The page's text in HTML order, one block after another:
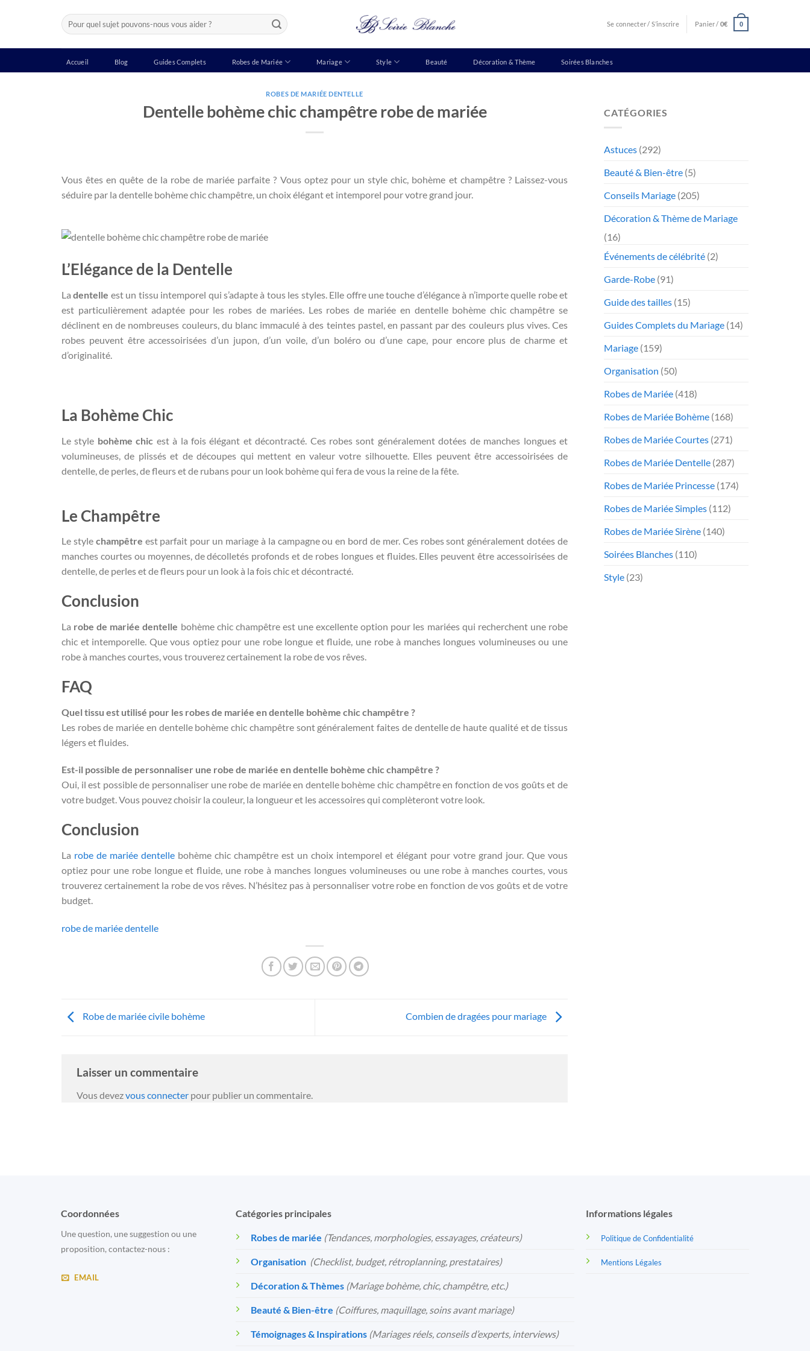
Recherche
pour :
Se connecter / S’inscrire Panier / 0€ 0
Accueil Blog Guides Complets Robes de Mariée Mariage Style Beauté Décoration & Thème Soirées Blanches
ROBES DE MARIÉE DENTELLE
Dentelle bohème chic champêtre robe de mariée
Vous êtes en quête de la robe de mariée parfaite ? Vous optez pour un style chic, bohème et champêtre ? Laissez-vous
séduire par la dentelle bohème chic champêtre, un choix élégant et intemporel pour votre grand jour.
L’Elégance de la Dentelle
Ladentelle est un tissu intemporel qui s’adapte à tous les styles. Elle offre une touche d’élégance à n’importe quelle robe et
est particulièrement adaptée pour les robes de mariées. Les robes de mariée en dentelle bohème chic champêtre se
déclinent en de nombreuses couleurs, du blanc immaculé à des teintes pastel, en passant par des couleurs plus vives. Ces
robes peuvent être accessoirisées d’un jupon, d’un voile, d’un boléro ou d’une cape, pour encore plus de charme et
d’originalité.
La Bohème Chic
Le style bohème chic est à la fois élégant et décontracté. Ces robes sont généralement dotées de manches longues et
volumineuses, de plissés et de découpes qui mettent en valeur votre silhouette. Elles peuvent être accessoirisées de
dentelle, de perles, de fleurs et de rubans pour un look bohème qui fera de vous la reine de la fête.
Le Champêtre
Le style champêtre est parfait pour un mariage à la campagne ou en bord de mer. Ces robes sont généralement dotées de
manches courtes ou moyennes, de décolletés profonds et de robes longues et fluides. Elles peuvent être accessoirisées de
dentelle, de perles et de fleurs pour un look à la fois chic et décontracté.
Conclusion
La robe de mariée dentelle bohème chic champêtre est une excellente option pour les mariées qui recherchent une robe
chic et intemporelle. Que vous optiez pour une robe longue et fluide, une robe à manches longues volumineuses ou une
robe à manches courtes, vous trouverez certainement la robe de vos rêves.
FAQ
Quel tissu est utilisé pour les robes de mariée en dentelle bohème chic champêtre ?
Les robes de mariée en dentelle bohème chic champêtre sont généralement faites de dentelle de haute qualité et de tissus
légers et fluides.
Est-il possible de personnaliser une robe de mariée en dentelle bohème chic champêtre ?
Oui, il est possible de personnaliser une robe de mariée en dentelle bohème chic champêtre en fonction de vos goûts et de
votre budget. Vous pouvez choisir la couleur, la longueur et les accessoires qui complèteront votre look.
Conclusion
La robe de mariée dentelle bohème chic champêtre est un choix intemporel et élégant pour votre grand jour. Que vous
optiez pour une robe longue et fluide, une robe à manches longues volumineuses ou une robe à manches courtes, vous
trouverez certainement la robe de vos rêves. N’hésitez pas à personnaliser votre robe en fonction de vos goûts et de votre
budget.
robe de mariée dentelle
Robe de mariée civile bohème Combien de dragées pour mariage
Laisser un commentaire
Vous devezvous connecter pour publier un commentaire.
CATÉGORIES
Astuces (292)
Beauté & Bien-être (5)
Conseils Mariage (205)
Décoration & Thème de Mariage
(16)
Événements de célébrité (2)
Garde-Robe (91)
Guide des tailles (15)
Guides Complets du Mariage (14)
Mariage (159)
Organisation (50)
Robes de Mariée (418)
Robes de Mariée Bohème (168)
Robes de Mariée Courtes (271)
Robes de Mariée Dentelle (287)
Robes de Mariée Princesse (174)
Robes de Mariée Simples (112)
Robes de Mariée Sirène (140)
Soirées Blanches (110)
Style (23)
Coordonnées
Une question, une suggestion ou une
proposition, contactez-nous :
EMAIL
Catégories principales
Robes de mariée (Tendances, morphologies, essayages, créateurs)
Organisation (Checklist, budget, rétroplanning, prestataires)
Décoration & Thèmes (Mariage bohème, chic, champêtre, etc.)
Beauté & Bien-être (Coiffures, maquillage, soins avant mariage)
Témoignages & Inspirations (Mariages réels, conseils d’experts, interviews)
Informations légales
Politique de Confidentialité
Mentions Légales